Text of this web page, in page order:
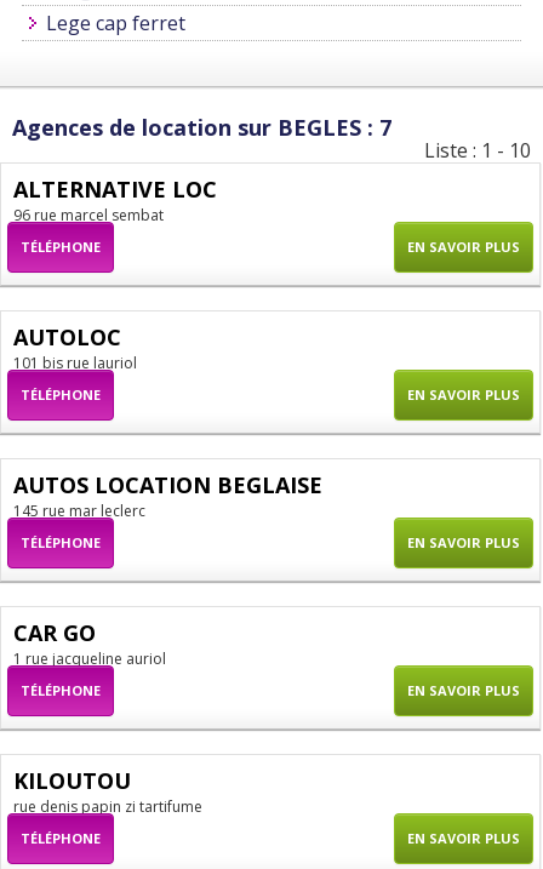
Lege cap ferret
Agences de location sur BEGLES : 7
Liste : 1 - 10
ALTERNATIVE LOC
96 rue marcel sembat
TÉLÉPHONE EN SAVOIR PLUS
AUTOLOC
101 bis rue lauriol
TÉLÉPHONE EN SAVOIR PLUS
AUTOS LOCATION BEGLAISE
145 rue mar leclerc
TÉLÉPHONE EN SAVOIR PLUS
CAR GO
1 rue jacqueline auriol
TÉLÉPHONE EN SAVOIR PLUS
KILOUTOU
rue denis papin zi tartifume
TÉLÉPHONE EN SAVOIR PLUS